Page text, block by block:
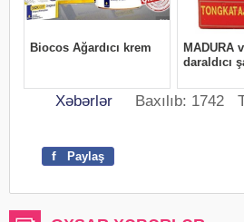
Xəbərlər Baxılıb: 1742
f Paylaş